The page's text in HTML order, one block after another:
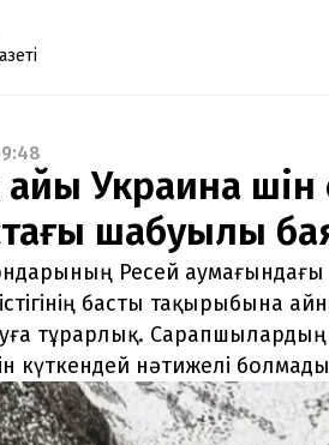
ай сайын электронды
Жаңа нөмір
жіберіледі. Тек email
жібереміз.
Украина үшін
шабуылы
Ресей
басты тақырыбына
тұрарлық.
күткендей нәтижелі